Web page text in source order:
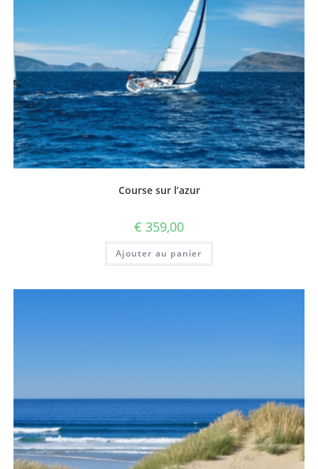
Course sur l’azur
€ 359,00
Ajouter au panier